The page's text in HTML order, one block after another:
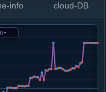
五
info cloud-DB
-